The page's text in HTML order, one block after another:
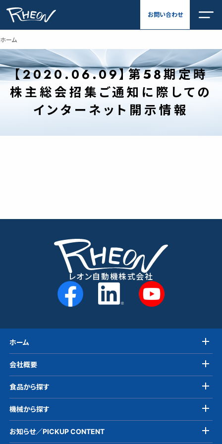
ス
ッ
プ
お問い合わせ
ホーム
【2020.06.09】第58期定時
株主総会招集ご通知に際しての
インターネット開示情報
レオン自動機株式会社
ホーム
会社概要
食品から探す
機械から探す
お知らせ／PICKUP CONTENT